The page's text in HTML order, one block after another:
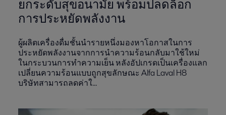
ยกระดับสุขอนามัย พร้อมปลดล็อก
การประหยัดพลังงาน
ผู้ผลิตเครื่องดื่มชั้นนำรายหนึ่งมองหาโอกาสในการ
ประหยัดพลังงานจากการนำความร้อนกลับมาใช้ใหม่
ในกระบวนการทำความเย็น หลังอัปเกรดเป็นเครื่องแลก
เปลี่ยนความร้อนแบบถูกสุขลักษณะ Alfa Laval H8
บริษัทสามารถลดค่าใ...